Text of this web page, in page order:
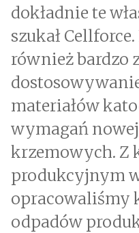
dokładnie te
szukał
również bardzo
materiałów
wymagań
krzemowych. Z
produkcyjnym
opracowaliśmy
odpadów